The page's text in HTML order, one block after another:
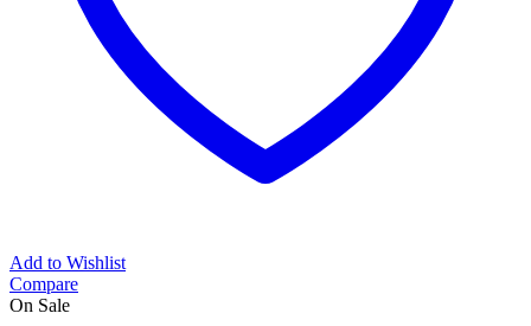
Add to Wishlist
Compare
On Sale